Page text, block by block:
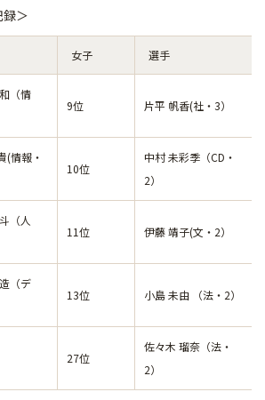
＞
女子 選手
（情
9位 片平 帆香(社・3）
(情報・
10位
中村 未彩季（CD・
2）
（人
11位 伊藤 靖子(文・2）
（デ
13位 小島 未由 （法・2）
27位
佐々木 瑠奈（法・
2）